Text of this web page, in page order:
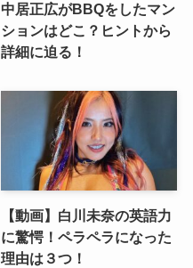
中居正広がBBQをしたマン
ションはどこ？ヒントから
詳細に迫る！
【動画】白川未奈の英語力
に驚愕！ペラペラになった
理由は３つ！